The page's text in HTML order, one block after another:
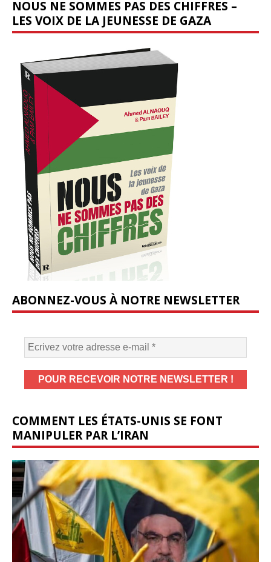
NOUS NE SOMMES PAS DES CHIFFRES –
LES VOIX DE LA JEUNESSE DE GAZA
ABONNEZ-VOUS À NOTRE NEWSLETTER
COMMENT LES ÉTATS-UNIS SE FONT
MANIPULER PAR L’IRAN